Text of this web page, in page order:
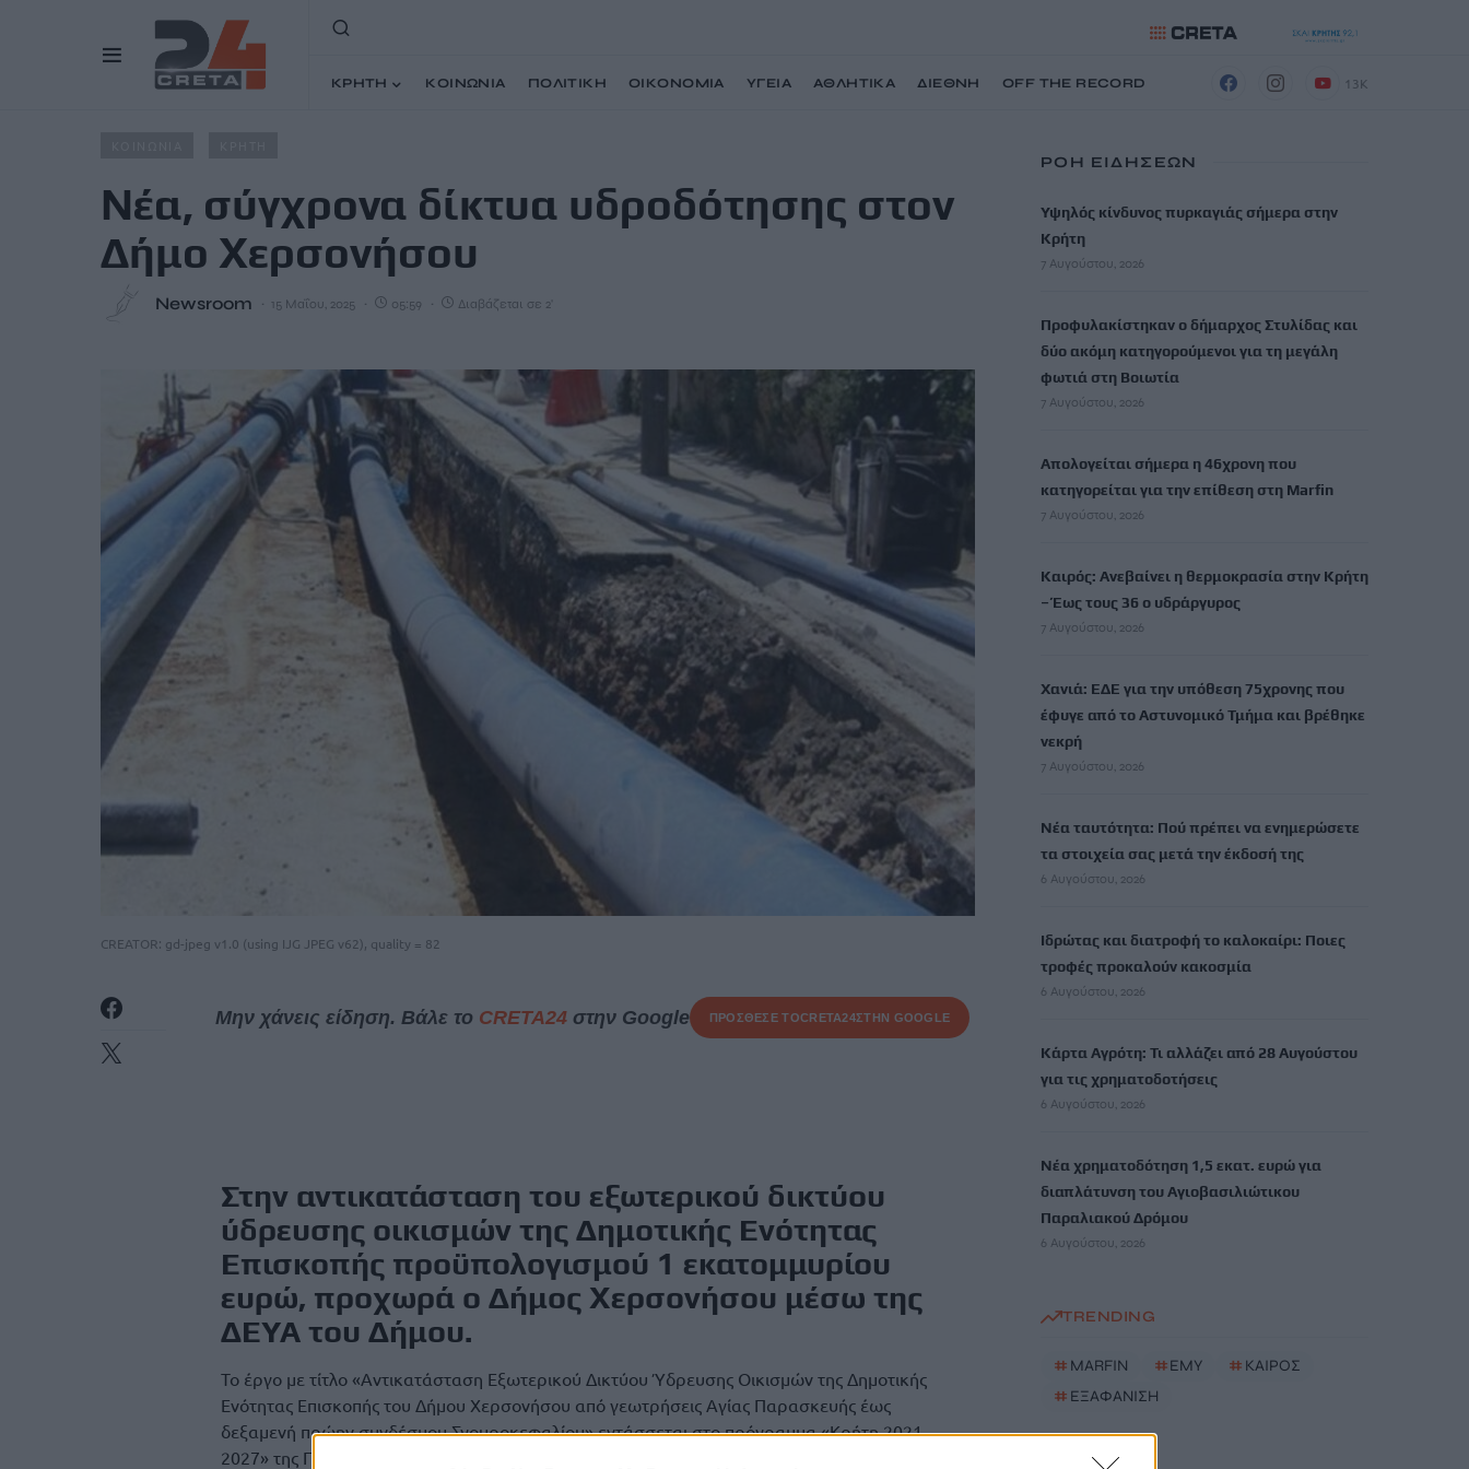
ΚΡΗΤΗ ΚΟΙΝΩΝΙΑ ΠΟΛΙΤΙΚΗ ΟΙΚΟΝΟΜΙΑ ΥΓΕΙΑ ΑΘΛΗΤΙΚΑ ΔΙΕΘΝΗ OFF THE RECORD 13K
Άρθρα Νέα, σύγχρονα δίκτυα υδροδότησης στον Δήμο Χερσονήσου
Νέα, σύγχρονα δίκτυα υδροδότησης στον
Δήμο Χερσονήσου
Newsroom 15 Μαΐου, 2025 05:59 Διαβάζεται σε 2'
CREATOR: gd-jpeg v1.0 (using IJG JPEG v62), quality = 82
Μην χάνεις είδηση. Βάλε το CRETA24στην Google ΠΡΟΣΘΕΣΕ ΤΟCRETA24ΣΤΗΝ GOOGLE
Στην αντικατάσταση του εξωτερικού δικτύου
ύδρευσης οικισμών της Δημοτικής Ενότητας
Επισκοπής προϋπολογισμού 1 εκατομμυρίου
ευρώ, προχωρά ο Δήμος Χερσονήσου μέσω της
ΔΕΥΑ του Δήμου.
Το έργο με τίτλο «Αντικατάσταση Εξωτερικού Δικτύου Ύδρευσης Οικισμών της Δημοτικής
Ενότητας Επισκοπής του Δήμου Χερσονήσου από γεωτρήσεις Αγίας Παρασκευής έως
δεξαμενή πρώην συνδέσμου Σγουροκεφαλίου» εντάσσεται στο πρόγραμμα «Κρήτη 2021 –
2027» της Περιφέρειας Κρήτης και στην προτεραιότητα «Στήριξη της πράσινης ανάπτυξης και
ΡΟΗ ΕΙΔΗΣΕΩΝ
Υψηλός κίνδυνος πυρκαγιάς σήμερα στην
Κρήτη
7 Αυγούστου, 2026
Προφυλακίστηκαν ο δήμαρχος Στυλίδας και
δύο ακόμη κατηγορούμενοι για τη μεγάλη
φωτιά στη Βοιωτία
7 Αυγούστου, 2026
Απολογείται σήμερα η 46χρονη που
κατηγορείται για την επίθεση στη Marfin
7 Αυγούστου, 2026
Καιρός: Ανεβαίνει η θερμοκρασία στην Κρήτη
– Έως τους 36 ο υδράργυρος
7 Αυγούστου, 2026
Χανιά: ΕΔΕ για την υπόθεση 75χρονης που
έφυγε από το Αστυνομικό Τμήμα και βρέθηκε
νεκρή
7 Αυγούστου, 2026
Νέα ταυτότητα: Πού πρέπει να ενημερώσετε
τα στοιχεία σας μετά την έκδοσή της
6 Αυγούστου, 2026
Ιδρώτας και διατροφή το καλοκαίρι: Ποιες
τροφές προκαλούν κακοσμία
6 Αυγούστου, 2026
Κάρτα Αγρότη: Τι αλλάζει από 28 Αυγούστου
για τις χρηματοδοτήσεις
6 Αυγούστου, 2026
Νέα χρηματοδότηση 1,5 εκατ. ευρώ για
διαπλάτυνση του Αγιοβασιλιώτικου
Παραλιακού Δρόμου
6 Αυγούστου, 2026
TRENDING
# MARFIN #ΕΜΥ # ΚΑΙΡΟΣ
# ΕΞΑΦΑΝΙΣΗ